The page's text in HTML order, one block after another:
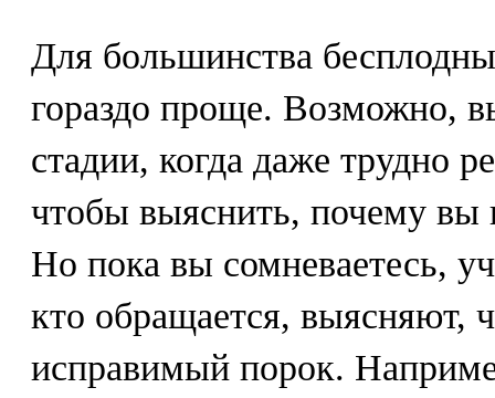
Для большинства
гораздо проще. Возможно,
стадии, когда даже трудно
чтобы выяснить, почему вы
Но пока вы сомневаетесь,
кто обращается, выясняют,
исправимый порок.